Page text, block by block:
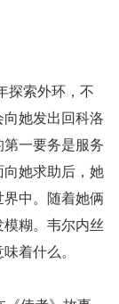
探索外环，​不
她发出回科洛
一要务是服务
她求助后，她
中。随着她俩
糊。韦尔内丝
着什么。​